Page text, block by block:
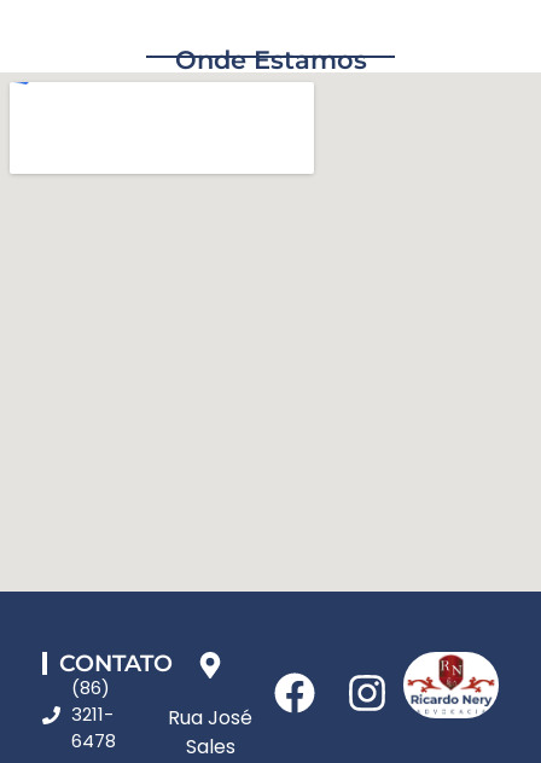
Onde Estamos
(86)
3211-
6478
CONTATO
Rua José
Sales